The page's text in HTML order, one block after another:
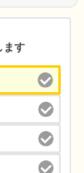
ます